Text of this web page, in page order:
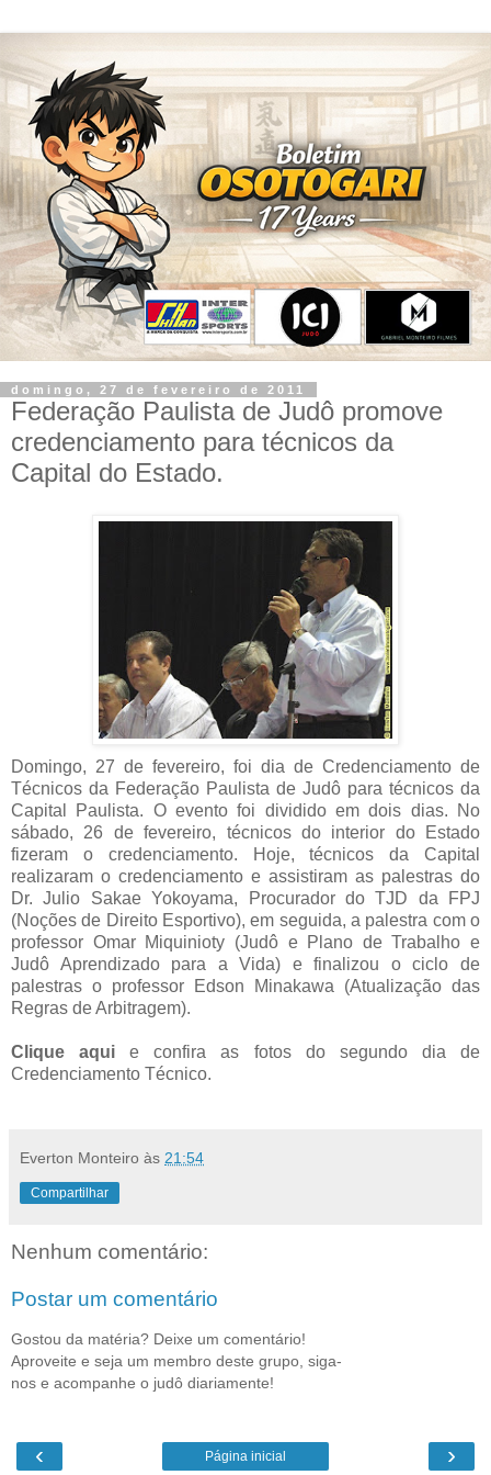
domingo, 27 de fevereiro de 2011
Federação Paulista de Judô promove
credenciamento para técnicos da
Capital do Estado.
Domingo, 27 de fevereiro, foi dia de Credenciamento de
Técnicos da Federação Paulista de Judô para técnicos da
Capital Paulista. O evento foi dividido em dois dias. No
sábado, 26 de fevereiro, técnicos do interior do Estado
fizeram o credenciamento. Hoje, técnicos da Capital
realizaram o credenciamento e assistiram as palestras do
Dr. Julio Sakae Yokoyama, Procurador do TJD da FPJ
(Noções de Direito Esportivo), em seguida, a palestra com o
professor Omar Miquinioty (Judô e Plano de Trabalho e
Judô Aprendizado para a Vida) e finalizou o ciclo de
palestras o professor Edson Minakawa (Atualização das
Regras de Arbitragem).
Clique aqui e confira as fotos do segundo dia de
Credenciamento Técnico.
Everton Monteiro às 21:54
Compartilhar
Nenhum comentário:
Postar um comentário
Gostou da matéria? Deixe um comentário!
Aproveite e seja um membro deste grupo, siga-
nos e acompanhe o judô diariamente!
‹ ›
Página inicial